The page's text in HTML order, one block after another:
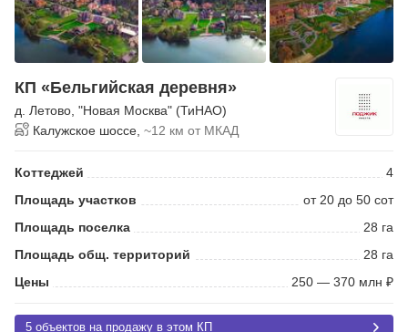
КП «Бельгийская деревня»
д. Летово "Новая Москва" (ТиНАО)
Калужское шоссе, ~12 км от МКАД
Коттеджей
4
Площадь участков
от 20 до 50 сот
Площадь поселка
28 га
Площадь общ. территорий
28 га
Цены
250 — 370 млн ₽
5 объектов на продажу в этом КП